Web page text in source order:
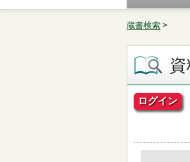
蔵書検索 >
ログイン